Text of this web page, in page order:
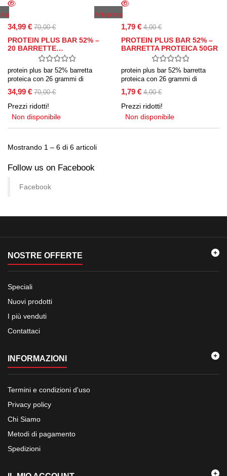
34,99 € 70,00 €
PROTEIN PLUS BAR 52% –
20 BARRETTE…
protein plus bar 52% barretta
proteica con 26 grammi di
proteine del siero del latte con
pochi zuccheri e a basso tenore
di carboidrati, ideale snack ad
alto contenuto proteico per la
tonificazione e la rigenerazione
muscolare.
34,99 € 70,00 €
Prezzi ridotti!
Non disponibile
Anteprima
1,79 € 4,00 €
PROTEIN PLUS BAR 52% –
BARRETTA PROTEICA 50GR
protein plus bar 52% barretta
proteica con 26 grammi di
proteine del siero del latte con
pochi zuccheri e a basso tenore
di carboidrati, ideale snack ad
alto contenuto proteico per la
tonificazione e la rigenerazione
muscolare.
1,79 € 4,00 €
Prezzi ridotti!
Non disponibile
Mostrando 1 – 6 di 6 articoli
Follow us on Facebook
Facebook
NOSTRE OFFERTE
Speciali
Nuovi prodotti
I più venduti
Contattaci
INFORMAZIONI
Termini e condizioni d'uso
Privacy policy
Chi Siamo
Metodi di pagamento
Spedizioni